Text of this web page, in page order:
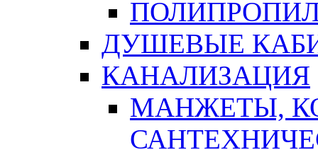
ДУШЕВЫЕ
КАНАЛИЗАЦИЯ
МАНЖЕТЫ,